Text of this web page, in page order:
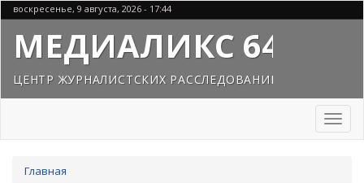
Перейти
к
основному
содержанию
воскресенье, 9 августа, 2026 - 17:44
МЕДИАЛИКС 64
ЦЕНТР ЖУРНАЛИСТСКИХ РАССЛЕДОВАНИЙ
Toggle
здесь
Главная